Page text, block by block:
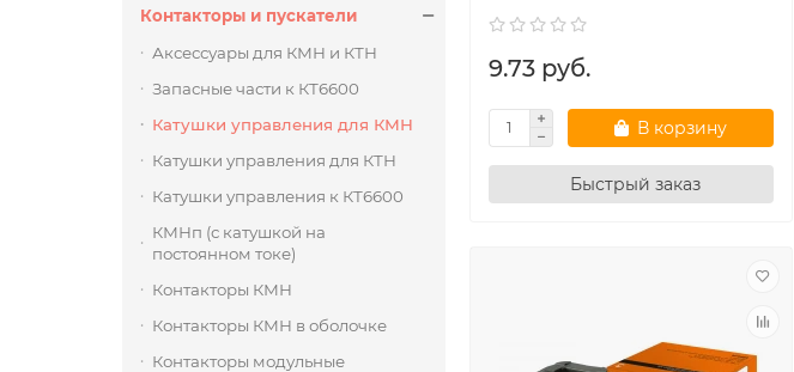
Контакторы и пускатели
Аксессуары для КМН и КТН
Запасные части к КТ6600
Катушки управления для КМН
Катушки управления для КТН
Катушки управления к КТ6600
КМНп (с катушкой на
постоянном токе)
Контакторы КМН
Контакторы КМН в оболочке
Контакторы модульные
9.73 руб.
В корзину
Быстрый заказ